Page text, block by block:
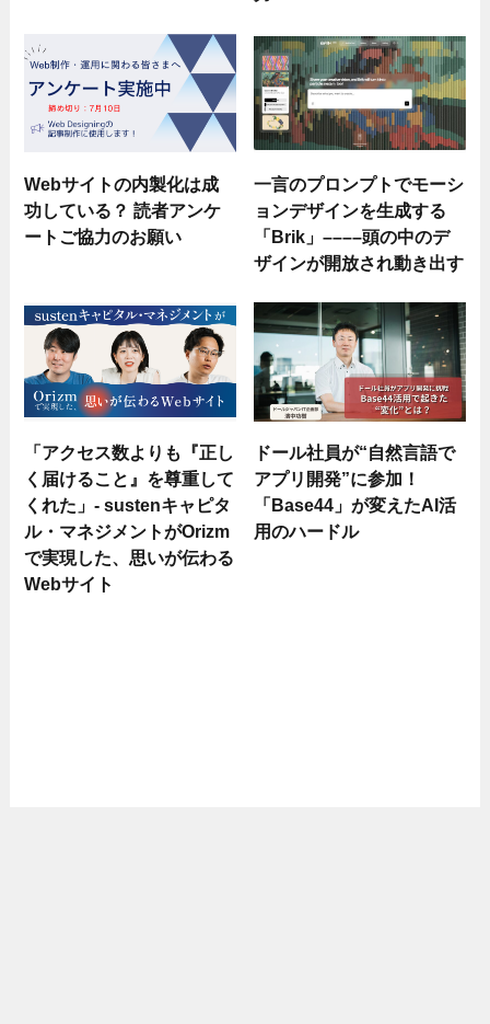
Webサイトの内製化は成
功している？ 読者アンケ
ートご協力のお願い
一言のプロンプトでモーシ
ョンデザインを生成する
「Brik」––––頭の中のデ
ザインが開放され動き出す
「アクセス数よりも『正し
く届けること』を尊重して
くれた」- sustenキャピタ
ル・マネジメントがOrizm
で実現した、思いが伝わる
Webサイト
ドール社員が“自然言語で
アプリ開発”に参加！
「Base44」が変えたAI活
用のハードル